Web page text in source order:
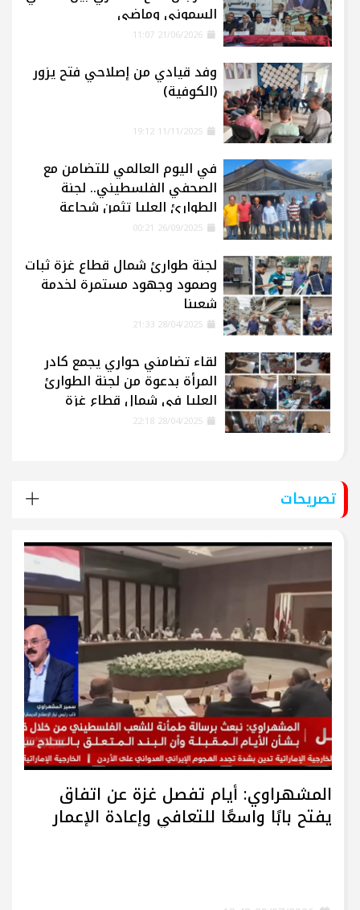
السموني وماضي
وفد قيادي من إصلاحي فتح يزور
(الكوفية)
في اليوم العالمي للتضامن مع
الصحفي الفلسطيني.. لجنة
الطوارئ العليا تثمن شجاعة
الإعلاميين في غزة
لجنة طوارئ شمال قطاع غزة ثبات
وصمود وجهود مستمرة لخدمة
شعبنا
لقاء تضامني حواري يجمع كادر
المرأة بدعوة من لجنة الطوارئ
العليا في شمال قطاع غزة
تصريحات
المشهراوي: أيام تفصل غزة عن اتفاق
يفتح بابًا واسعًا للتعافي وإعادة الإعمار